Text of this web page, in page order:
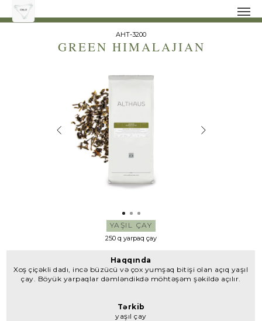
GREEN HIMALAJIAN
YAŞIL ÇAY
250 q yarpaq çay
Tərkib
yaşıl çay
AHT-3200
Haqqında
Xoş çiçəkli dadı, incə büzücü və çox yumşaq bitişi olan açıq yaşıl
çay. Böyük yarpaqlar dəmləndikdə möhtəşəm şəkildə açılır.